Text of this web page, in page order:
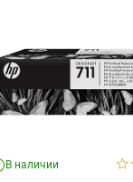
В наличии